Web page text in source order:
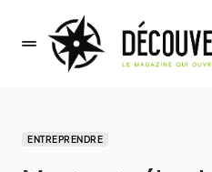
ENTREPRENDRE